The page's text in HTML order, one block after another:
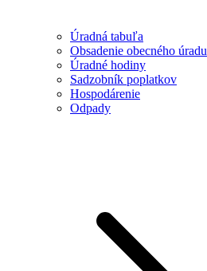
Úradná tabuľa
Obsadenie obecného úradu
Úradné hodiny
Sadzobník poplatkov
Hospodárenie
Odpady